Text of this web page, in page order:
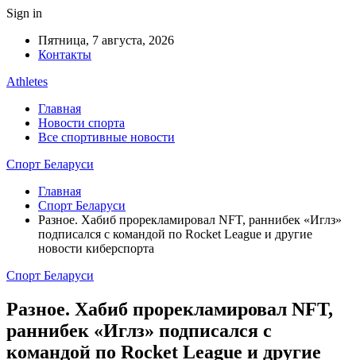
Sign in
Пятница, 7 августа, 2026
Контакты
Athletes
Главная
Новости спорта
Все спортивные новости
Спорт Беларуси
Главная
Спорт Беларуси
Разное. Хабиб прорекламировал NFT, раннибек «Иглз»
подписался с командой по Rocket League и другие
новости киберспорта
Спорт Беларуси
Разное. Хабиб прорекламировал NFT,
раннибек «Иглз» подписался с
командой по Rocket League и другие